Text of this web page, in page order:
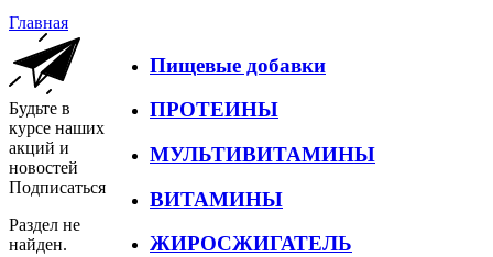
Главная
Пищевые добавки
ПРОТЕИНЫ
МУЛЬТИВИТАМИНЫ
ВИТАМИНЫ
ЖИРОСЖИГАТЕЛЬ
Будьте в
курсе наших
акций и
новостей
Подписаться
Раздел не
найден.